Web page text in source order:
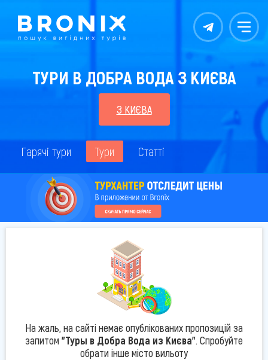
Контакты Меню
ТУРИ В ДОБРА ВОДА З КИЄВА
З КИЄВА
Гарячі тури Тури Статті
На жаль, на сайті немає опублікованих пропозицій за
запитом "Туры в Добра Вода из Києва". Спробуйте
обрати інше місто вильоту